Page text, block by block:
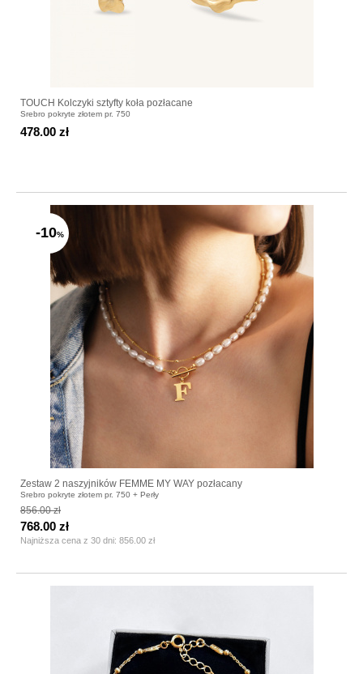
TOUCH Kolczyki sztyfty koła pozłacane
Srebro pokryte złotem pr. 750
478.00 zł
-10%
Zestaw 2 naszyjników FEMME MY WAY pozłacany
Srebro pokryte złotem pr. 750 + Perły
856.00 zł
Najniższa cena z 30 dni: 856.00 zł
768.00 zł